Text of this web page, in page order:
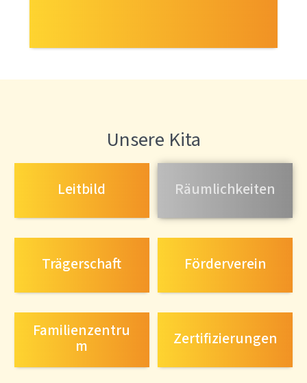
Unsere Kita
Leitbild Räumlichkeiten
Trägerschaft Förderverein
Familienzentru
m Zertifizierungen